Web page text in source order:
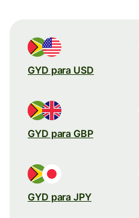
GYD para USD
GYD para GBP
GYD para JPY